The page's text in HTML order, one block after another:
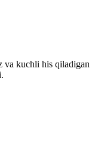
va kuchli his qiladigan